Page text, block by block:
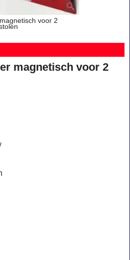
voor 2
magnetisch voor 2